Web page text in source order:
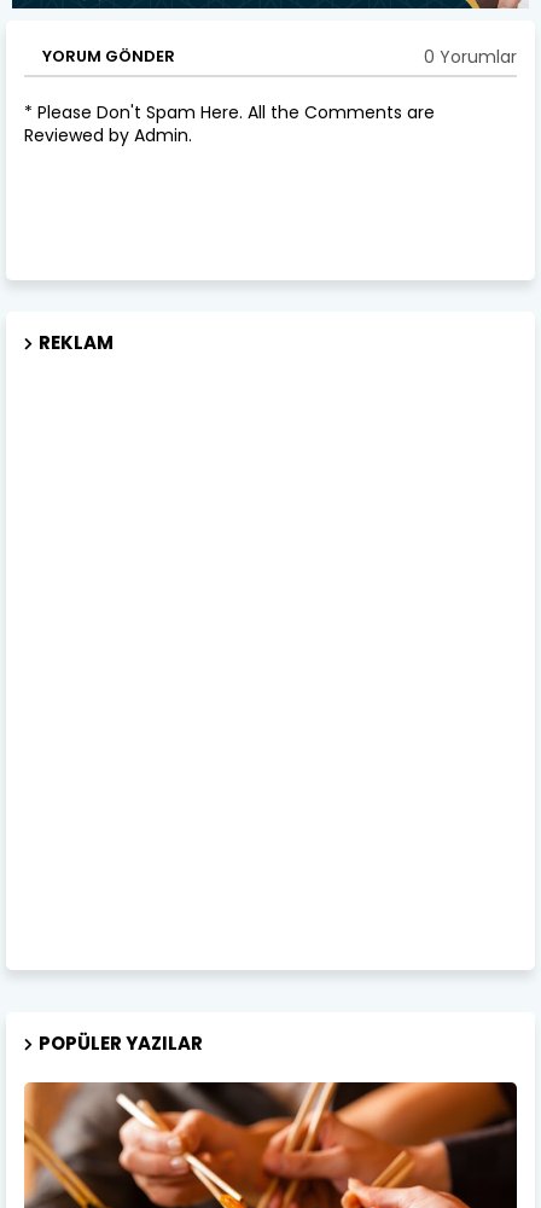
YORUM GÖNDER 0 Yorumlar
* Please Don't Spam Here. All the Comments are
Reviewed by Admin.
REKLAM
POPÜLER YAZILAR